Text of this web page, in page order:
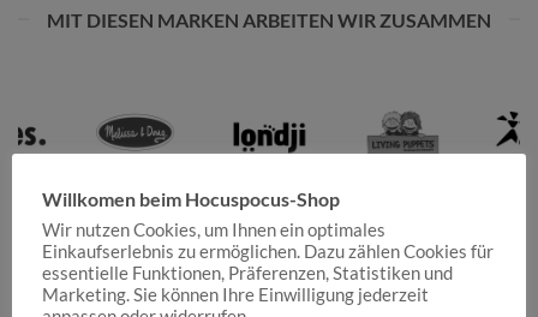
MIT DIESEN MARKEN ARBEITEN WIR ZUSAMMEN
Willkomen beim Hocuspocus-Shop
Wir nutzen Cookies, um Ihnen ein optimales
Einkaufserlebnis zu ermöglichen. Dazu zählen Cookies für
essentielle Funktionen, Präferenzen, Statistiken und
Marketing. Sie können Ihre Einwilligung jederzeit